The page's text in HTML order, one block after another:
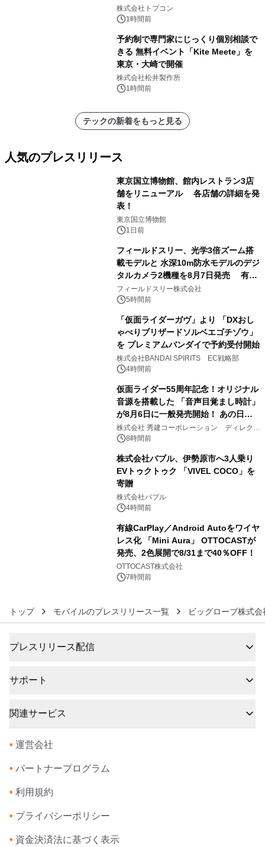
株式会社トプコン
1時間前
予約制で専門家にじっくり個別相談で
きる 無料イベント「Kite Meete」を
東京・大崎で開催
株式会社松井製作所
1時間前
テックの新着をもっと見る
人気のプレスリリース
東京国立博物館、館内レストラン3店
舗をリニューアル 各店舗の詳細を発
表！
東京国立博物館
1日前
フィールドスリー、光学3倍ズーム搭
載モデルと 水深10m防水モデルのデジ
タルカメラ2機種を8月7日発売 有効
約1300万画素、用途別に選べるコンデ
ジ新登場
フィールドスリー株式会社
5時間前
「仮面ライダーガヴ」より 「DXおし
ゃべりブリザードソルベエゴチゾウ」
を プレミアムバンダイで予約受付開始
株式会社BANDAI SPIRITS EC戦略部
4時間前
仮面ライダー55周年記念！オリジナル
音源を搭載した 「音声目覚まし時計」
が8月6日に一般発売開始！ あの日の
大興奮が今甦る
株式会社 秀建コーポレーション ディレクト
アートギャラリー
8時間前
株式会社バブル、伊勢原市へ3人乗り
EVトゥクトゥク 「VIVEL COCO」を
寄贈
株式会社バブル
4時間前
有線CarPlay／Android Autoをワイヤ
レス化 「Mini Aura」 OTTOCASTが
発売、2色展開で8/31まで40％OFF！
OTTOCAST株式会社
7時間前
トップ モバイルのプレスリリース一覧 ビッグローブ株式会
プレスリリース配信
サポート
関連サービス
• 運営会社
• パートナープログラム
• 利用規約
• プライバシーポリシー
• 資金決済法に基づく表示